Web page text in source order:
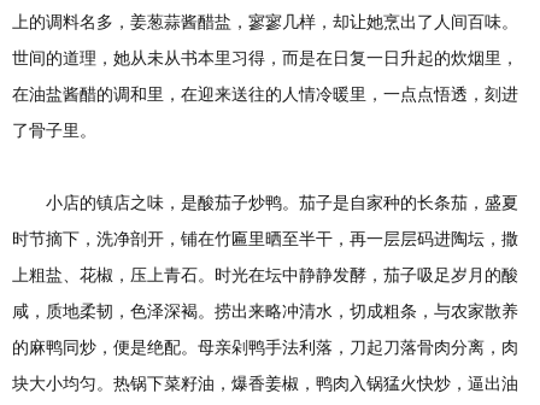
上的调料名多，姜葱蒜酱醋盐，寥寥几样，却让她烹出了人间百味。
世间的道理，她从未从书本里习得，而是在日复一日升起的炊烟里，
在油盐酱醋的调和里，在迎来送往的人情冷暖里，一点点悟透，刻进
了骨子里。
小店的镇店之味，是酸茄子炒鸭。茄子是自家种的长条茄，盛夏
时节摘下，洗净剖开，铺在竹匾里晒至半干，再一层层码进陶坛，撒
上粗盐、花椒，压上青石。时光在坛中静静发酵，茄子吸足岁月的酸
咸，质地柔韧，色泽深褐。捞出来略冲清水，切成粗条，与农家散养
的麻鸭同炒，便是绝配。母亲剁鸭手法利落，刀起刀落骨肉分离，肉
块大小均匀。热锅下菜籽油，爆香姜椒，鸭肉入锅猛火快炒，逼出油